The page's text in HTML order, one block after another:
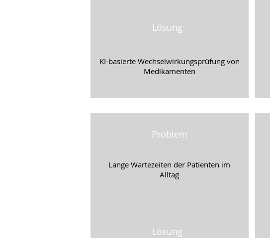
Lösung
KI-basierte Wechselwirkungsprüfung von
Medikamenten
Problem
Lange Wartezeiten der Patienten im
Alltag
Lösung